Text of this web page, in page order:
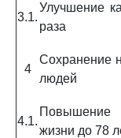
3.1.
Улучшение
раза
4
Сохранение
людей
4.1.
Повышение
жизни до 78